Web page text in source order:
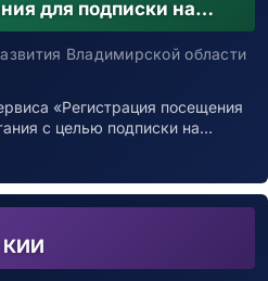
для подписки на
контакте с
Владимирской области
«Регистрация посещения
с целью подписки на…
КИИ